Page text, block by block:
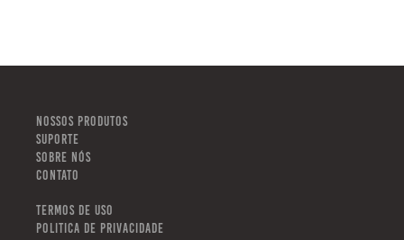
NOSSOS PRODUTOS
SUPORTE
SOBRE NÓS
CONTATO
TERMOS DE USO
POLITICA DE PRIVACIDADE